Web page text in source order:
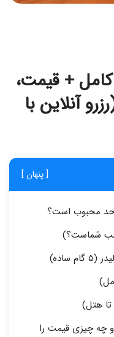
+ قیمت،
آنلاین با
[ پنهان ]
حد محبوب است؟
شماست؟)
ساده)
تا هتل)
چه چیزی قیمت را